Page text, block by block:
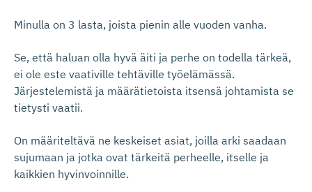
Minulla on 3 lasta, joista pienin alle vuoden vanha.
Se, että haluan olla hyvä äiti ja perhe on todella tärkeä,
ei ole este vaativille tehtäville työelämässä.
Järjestelemistä ja määrätietoista itsensä johtamista se
tietysti vaatii.
On määriteltävä ne keskeiset asiat, joilla arki saadaan
sujumaan ja jotka ovat tärkeitä perheelle, itselle ja
kaikkien hyvinvoinnille.